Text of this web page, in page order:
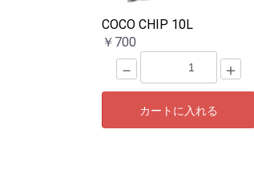
COCO CHIP 10L
￥700
－ ＋
カートに入れる